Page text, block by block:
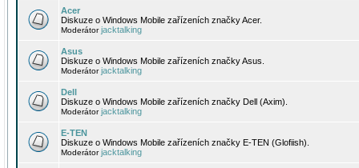
Acer
Diskuze o Windows Mobile zařízeních značky Acer.
Moderátorjacktalking
Asus
Diskuze o Windows Mobile zařízeních značky Asus.
Moderátorjacktalking
Dell
Diskuze o Windows Mobile zařízeních značky Dell (Axim).
Moderátorjacktalking
E-TEN
Diskuze o Windows Mobile zařízeních značky E-TEN (Glofiish).
Moderátorjacktalking